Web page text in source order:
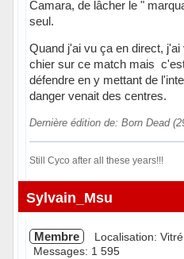
Camara, de lâcher le "
seul.
Quand j'ai vu ça en direct,
chier sur ce match mais
défendre en y mettant de
danger venait des centres.
Dernière édition de: Born Dead
Still Cyco after all these years!!!
Hors ligne
Sylvain_Msu
Membre Localisation: Vitré
Messages: 1 595